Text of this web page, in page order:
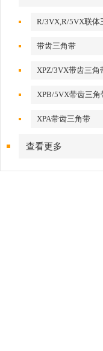
R/3VX,R/5VX联体
带齿三角带
XPZ/3VX带齿三角
XPB/5VX带齿三角
XPA带齿三角带
查看更多